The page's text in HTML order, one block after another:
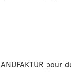
pour